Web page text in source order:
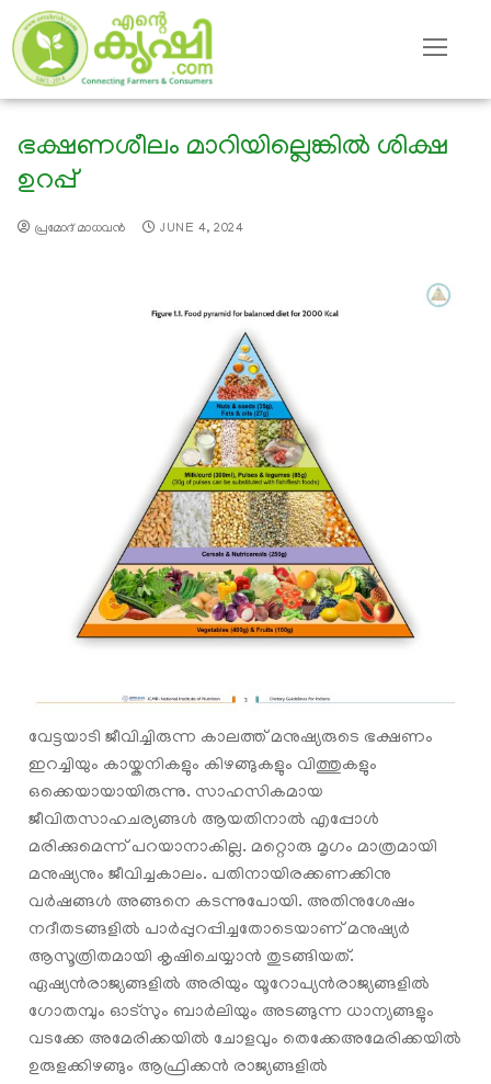
ഭക്ഷണശീലം മാറിയില്ലെങ്കില്‍ ശിക്ഷ
ഉറപ്പ്
പ്രമോദ് മാധവന്‍ JUNE 4, 2024
വേട്ടയാടി ജീവിച്ചിരുന്ന കാലത്ത് മനുഷ്യരുടെ ഭക്ഷണം
ഇറച്ചിയും കായ്കനികളും കിഴങ്ങുകളും വിത്തുകളും
ഒക്കെയായായിരുന്നു. സാഹസികമായ
ജീവിതസാഹചര്യങ്ങൾ ആയതിനാൽ എപ്പോൾ
മരിക്കുമെന്ന് പറയാനാകില്ല. മറ്റൊരു മൃഗം മാത്രമായി
മനുഷ്യനും ജീവിച്ചകാലം. പതിനായിരക്കണക്കിനു
വര്‍ഷങ്ങള്‍ അങ്ങനെ കടന്നുപോയി. അതിനുശേഷം
നദീതടങ്ങളിൽ പാർപ്പുറപ്പിച്ചതോടെയാണ് മനുഷ്യർ
ആസൂത്രിതമായി കൃഷിചെയ്യാൻ തുടങ്ങിയത്.
ഏഷ്യൻരാജ്യങ്ങളിൽ അരിയും യൂറോപ്യൻരാജ്യങ്ങളിൽ
ഗോതമ്പും ഓട്സും ബാർലിയും അടങ്ങുന്ന ധാന്യങ്ങളും
വടക്കേ അമേരിക്കയിൽ ചോളവും തെക്കേഅമേരിക്കയിൽ
ഉരുളക്കിഴങ്ങും ആഫ്രിക്കൻ രാജ്യങ്ങളിൽ